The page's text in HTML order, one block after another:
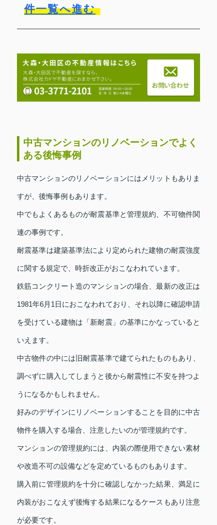
件一覧へ進む
中古マンションのリノベーションでよく
ある後悔事例
中古マンションのリノベーションにはメリットもありま
すが、後悔事例もあります。
中でもよくあるものが耐震基準と管理規約、不可物件関
連の事例です。
耐震基準は建築基準法により定められた建物の耐震強度
に関する規定で、時折改正がおこなわれています。
鉄筋コンクリート造のマンションの場合、最新の改正は
1981年6月1日におこなわれており、それ以降に確認申請
を受けている建物は「新耐震」の基準にかなっていると
いえます。
中古物件の中には旧耐震基準で建てられたものもあり、
調べずに購入してしまうと後から耐震性に不安を持つよ
うになるかもしれません。
好みのデザインにリノベーションすることを目的に中古
物件を購入する場合、注意したいのが管理規約です。
マンションの管理規約には、内装の際使用できない素材
や改造不可の設備などを定めているものもあります。
購入前に管理規約を十分に確認しなかった結果、満足に
内装がおこなえず後悔する結果になるケースもあり注意
が必要です。